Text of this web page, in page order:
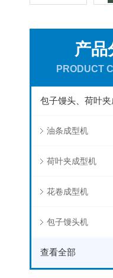
产品
PRODUCT
包子馒头、荷叶
油条成型机
荷叶夹成型机
花卷成型机
包子馒头机
查看全部